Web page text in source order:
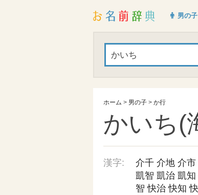
男の子
ホーム > 男の子 > か行
かいち(
漢字: 介千 介地 介市
凱智 凱治 凱知
智 快治 快知